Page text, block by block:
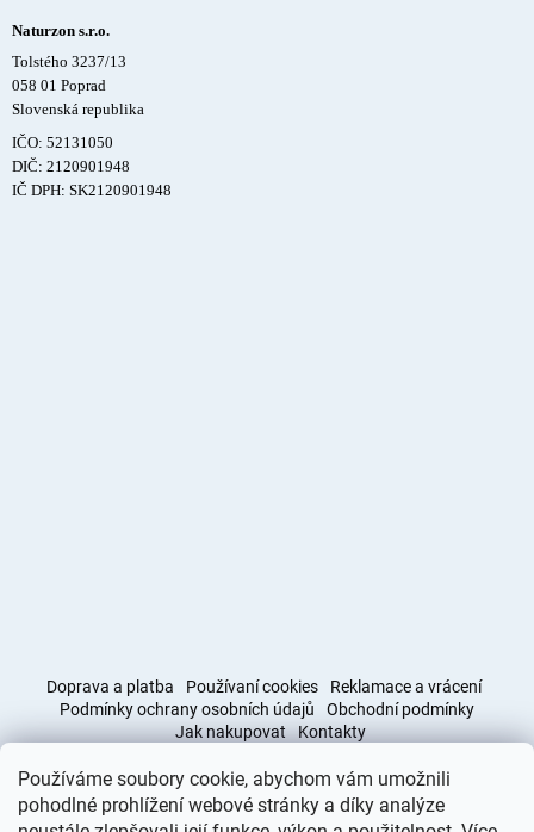
Používáme soubory cookie, abychom vám umožnili
pohodlné prohlížení webové stránky a díky analýze
Naturzon s.r.o.
Tolstého 3237/13
058 01 Poprad
Slovenská republika
IČO: 52131050
DIČ: 2120901948
IČ DPH: SK2120901948
Doprava a platba Používaní cookies
Reklamace a vrácení
Podmínky ochrany osobních údajů
Obchodní podmínky
Jak nakupovat
Kontakty
Obchodní podmínky Doprava a platba